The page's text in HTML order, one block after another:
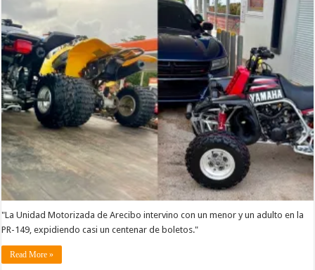
"La Unidad Motorizada de Arecibo intervino con un menor y un adulto en la
PR-149, expidiendo casi un centenar de boletos."
Read More »